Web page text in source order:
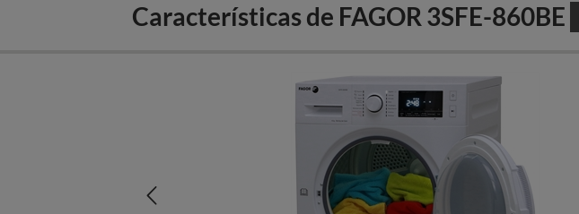
Características de FAGOR 3SFE-860BE